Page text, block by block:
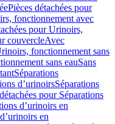
Pièces détachées pour
fonctionnement avec
pour Urinoirs,
couvercleAvec
fonctionnement sans
sans eauSans
Séparations
d’urinoirsSéparations
pour Séparations
d’urinoirs en
en